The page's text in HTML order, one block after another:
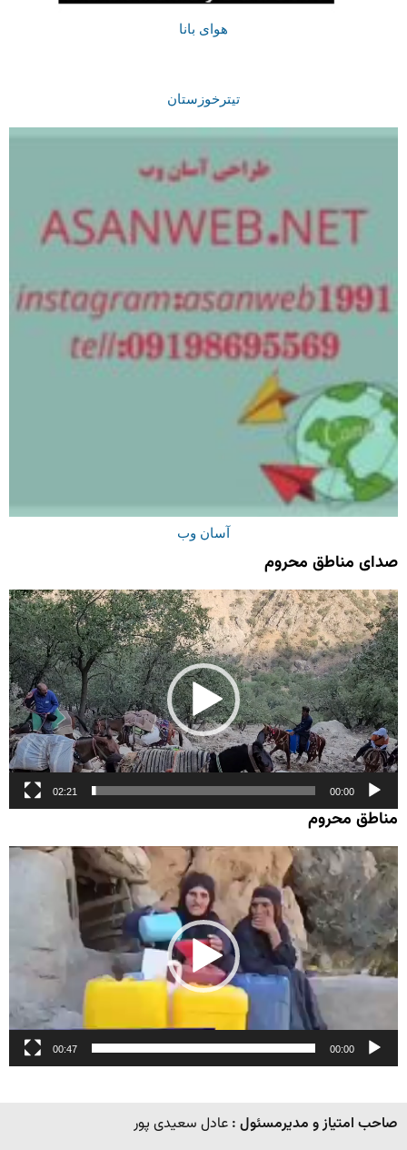
هوای بانا
تیترخوزستان
آسان وب
صدای مناطق محروم
نمایشگر
ویدیو
00:00
02:21
مناطق محروم
نمایشگر
ویدیو
00:00
00:47
صاحب امتیاز و مدیرمسئول : عادل سعیدی پور